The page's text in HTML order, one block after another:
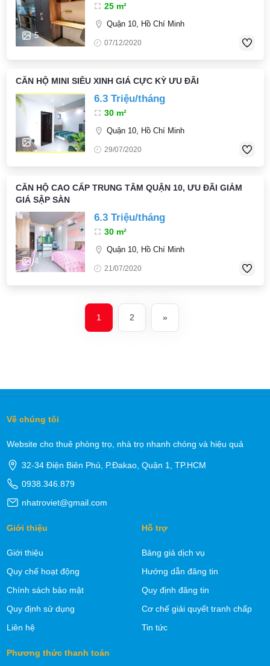
5
25 m²
Quận 10, Hồ Chí Minh
07/12/2020
CĂN HỘ MINI SIÊU XINH GIÁ CỰC KỲ ƯU ĐÃI
6
6.3 Triệu/tháng
30 m²
Quận 10, Hồ Chí Minh
29/07/2020
CĂN HỘ CAO CẤP TRUNG TÂM QUẬN 10, ƯU ĐÃI GIẢM
GIÁ SẬP SÀN
4
6.3 Triệu/tháng
30 m²
Quận 10, Hồ Chí Minh
21/07/2020
1 2 »
Về chúng tôi
Website cho thuê phòng trọ, nhà trọ nhanh chóng và hiệu quả
32-34 Điện Biên Phủ, P.Đakao, Quận 1, TP.HCM
0938.346.879
nhatroviet@gmail.com
Giới thiệu
Giới thiệu
Quy chế hoạt động
Chính sách bảo mật
Quy định sử dụng
Liên hệ
Hỗ trợ
Bảng giá dịch vụ
Hướng dẫn đăng tin
Quy định đăng tin
Cơ chế giải quyết tranh chấp
Tin tức
Phương thức thanh toán